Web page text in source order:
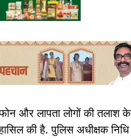
और लापता लोगों की तलाश के
की है. पुलिस अधीक्षक निधि